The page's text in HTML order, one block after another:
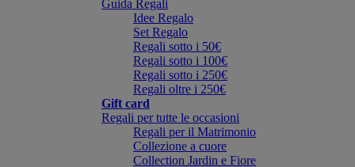
Guida Regali
Idee Regalo
Set Regalo
Regali sotto i 50€
Regali sotto i 100€
Regali sotto i 250€
Regali oltre i 250€
Gift card
Regali per tutte le occasioni
Regali per il Matrimonio
Collezione a cuore
Collection Jardin e Fiore